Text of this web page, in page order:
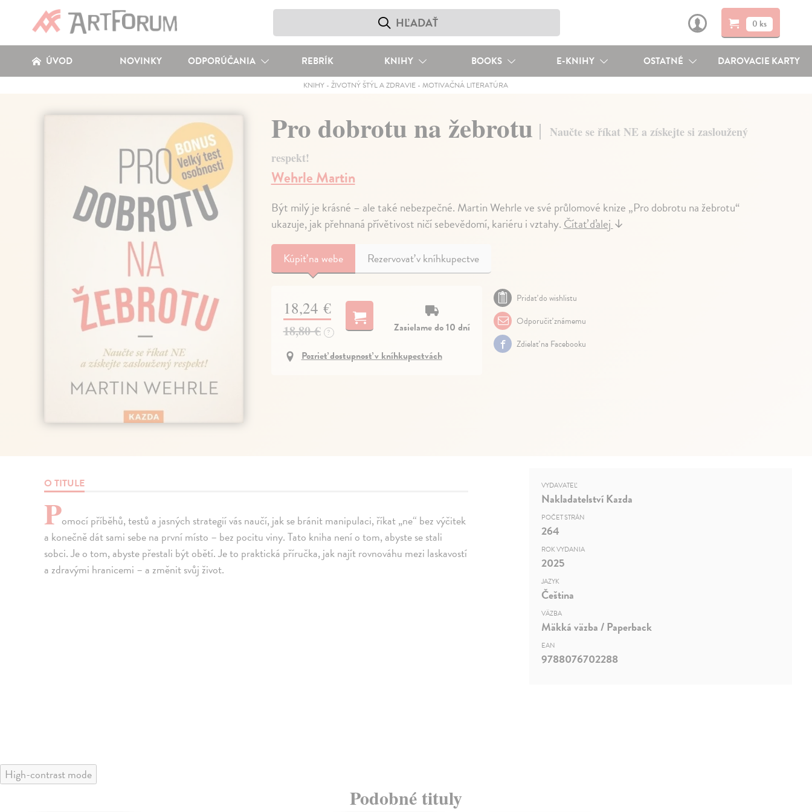
0 ks
ÚVOD NOVINKY ODPORÚČANIA REBRÍK KNIHY BOOKS E-KNIHY OSTATNÉ DAROVACIE KARTY
KNIHY -ŽIVOTNÝ ŠTÝL A ZDRAVIE -MOTIVAČNÁ LITERATÚRA
Pro dobrotu na žebrotu
Naučte se říkat NE a získejte si zasloužený
respekt!
Wehrle Martin
Být milý je krásné – ale také nebezpečné. Martin Wehrle ve své průlomové knize „Pro dobrotu na žebrotu“
ukazuje, jak přehnaná přívětivost ničí sebevědomí, kariéru i vztahy.Čítať ďalej↓
Kúpiťna webe Rezervovať v kníhkupectve
18,24 €
18,80 € ?
Zasielame do 10 dní
Pozrieť dostupnosť v kníhkupectvách
Pridať do wishlistu
Odporučiť známemu
Zdielať na Facebooku
O TITULE
Pomocí příběhů, testů a jasných strategií vás naučí, jak se bránit manipulaci, říkat „ne“ bez výčitek
a konečně dát sami sebe na první místo – bez pocitu viny. Tato kniha není o tom, abyste se stali
sobci. Je o tom, abyste přestali být obětí. Je to praktická příručka, jak najít rovnováhu mezi laskavostí
a zdravými hranicemi – a změnit svůj život.
VYDAVATEĽ
Nakladatelství Kazda
POČET STRÁN
264
ROK VYDANIA
2025
JAZYK
Čeština
VÄZBA
Mäkká väzba / Paperback
EAN
9788076702288
High-contrast mode
Podobné tituly